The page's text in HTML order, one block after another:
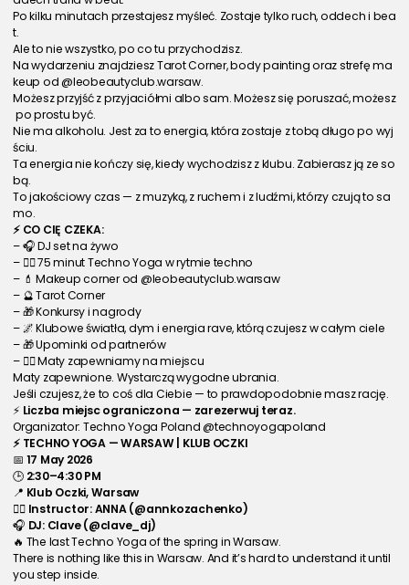
Po kilku minutach przestajesz myśleć. Zostaje tylko ruch, oddech i bea
t.
Ale to nie wszystko, po co tu przychodzisz.
Na wydarzeniu znajdziesz Tarot Corner, body painting oraz strefę ma
keup od @leobeautyclub.warsaw.
Możesz przyjść z przyjaciółmi albo sam. Możesz się poruszać, możesz
po prostu być.
Nie ma alkoholu. Jest za to energia, która zostaje z tobą długo po wyj
ściu.
Ta energia nie kończy się, kiedy wychodzisz z klubu. Zabierasz ją ze so
bą.
To jakościowy czas — z muzyką, z ruchem i z ludźmi, którzy czują to sa
mo.
⚡ CO CIĘ CZEKA:
– 🎧 DJ set na żywo
– 🧘‍♀️ 75 minut Techno Yoga w rytmie techno
– 💄 Makeup corner od @leobeautyclub.warsaw
– 🔮 Tarot Corner
– 🎁 Konkursy i nagrody
– 🌌 Klubowe światła, dym i energia rave, którą czujesz w całym ciele
– 🎁 Upominki od partnerów
– 🧘‍♂️ Maty zapewniamy na miejscu
Maty zapewnione. Wystarczą wygodne ubrania.
Jeśli czujesz, że to coś dla Ciebie — to prawdopodobnie masz rację.
⚡ Liczba miejsc ograniczona — zarezerwuj teraz.
Organizator: Techno Yoga Poland @technoyogapoland
⚡ TECHNO YOGA — WARSAW | KLUB OCZKI
📅 17 May 2026
🕒 2:30–4:30 PM
📍 Klub Oczki, Warsaw
🧘‍♀️ Instructor: ANNA (@annkozachenko)
🎧 DJ: Clave (@clave_dj)
🔥 The last Techno Yoga of the spring in Warsaw.
There is nothing like this in Warsaw. And it’s hard to understand it until
you step inside.